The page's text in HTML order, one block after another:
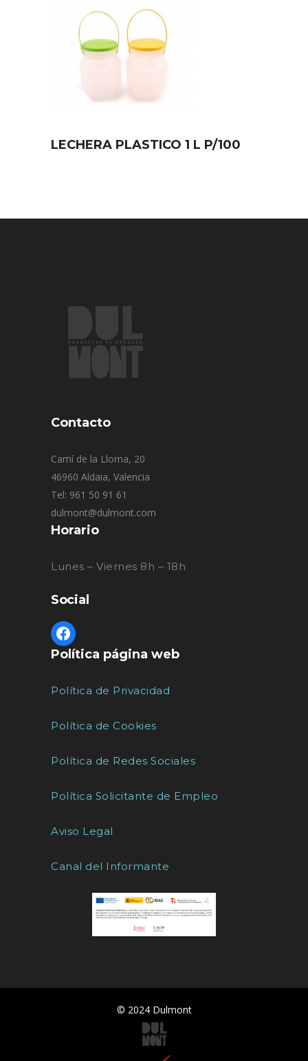
LECHERA PLASTICO 1 L P/100
Contacto
Camí de la Lloma, 20
46960 Aldaia, Valencia
Tel: 961 50 91 61
dulmont@dulmont.com
Horario
Lunes – Viernes 8h – 18h
Social
Política página web
Política de Privacidad
Política de Cookies
Política de Redes Sociales
Política Solicitante de Empleo
Aviso Legal
Canal del Informante
© 2024 Dulmont